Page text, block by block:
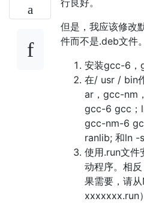
但是，我应该修改
件而不是.deb文件。
安装gcc-6，
在/ usr / bin
ar，gcc-nm
gcc-6 gcc
gcc-nm-6
ranlib; 和ln
使用.run文件
动程序。相
果需要，请
xxxxxxx.run